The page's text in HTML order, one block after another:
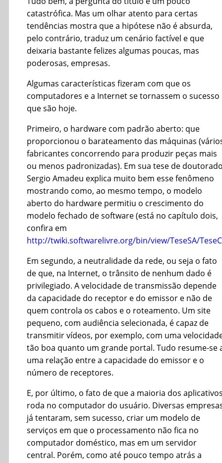
catastrófica. Mas um olhar atento para certas
tendências mostra que a hipótese não é absurda,
pelo contrário, traduz um cenário factível e que
deixaria bastante felizes algumas poucas, mas
poderosas, empresas.
Algumas características fizeram com que os
computadores e a Internet se tornassem o sucesso
que são hoje.
Primeiro, o hardware com padrão aberto: que
proporcionou o barateamento das máquinas
fabricantes concorrendo para produzir peças mais
ou menos padronizadas). Em sua tese de
Sergio Amadeu explica muito bem esse fenômeno
mostrando como, ao mesmo tempo, o modelo
aberto do hardware permitiu o crescimento do
modelo fechado de software (está no capítulo dois,
confira em
http://twiki.softwarelivre.org/bin/view/TeseSA/
Em segundo, a neutralidade da rede, ou seja o fato
de que, na Internet, o trânsito de nenhum dado é
privilegiado. A velocidade de transmissão depende
da capacidade do receptor e do emissor e não de
quem controla os cabos e o roteamento. Um site
pequeno, com audiência selecionada, é capaz de
transmitir vídeos, por exemplo, com uma
tão boa quanto um grande portal. Tudo resume-se
uma relação entre a capacidade do emissor e o
número de receptores.
E, por último, o fato de que a maioria dos
roda no computador do usuário. Diversas
já tentaram, sem sucesso, criar um modelo de
serviços em que o processamento não fica no
computador doméstico, mas em um servidor
central. Porém, como até pouco tempo atrás a